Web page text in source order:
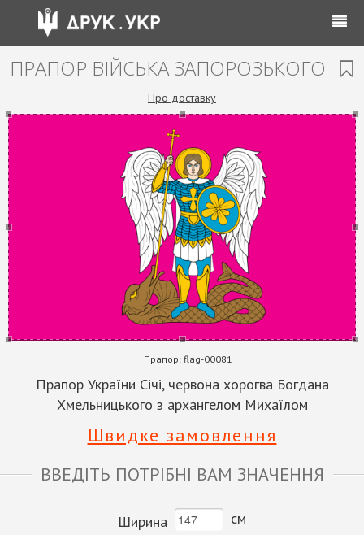
ПРАПОР ВІЙСЬКА ЗАПОРОЗЬКОГО
Про доставку
Прапор: flag-00081
Прапор України Січі, червона хорогва Богдана
Хмельницького з архангелом Михаїлом
Швидке замовлення
ВВЕДІТЬ ПОТРІБНІ ВАМ ЗНАЧЕННЯ
Ширина
см